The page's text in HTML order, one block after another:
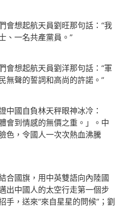
想起航天員劉旺那句話：“我
、一名共產黨員。”
想起航天員劉洋那句話：“軍
無聲的誓詞和高尚的許諾。”
國自負林天秤眼神冰冷：
會到情感的無價之重。」。中
色，令國人一次次熱血沸騰
國旗，用中英雙語向內陸國
出中國人的太空行走第一個步
手，送來“來自星星的問候”；劉